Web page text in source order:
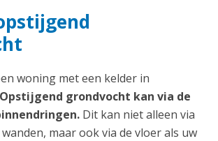
woning met een kelder in
Opstijgend grondvocht kan via de
Dit kan niet alleen via
maar ook via de vloer als uw